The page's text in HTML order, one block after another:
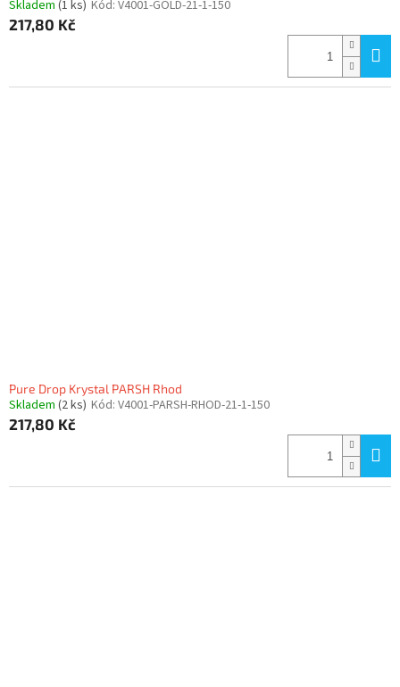
Skladem (1 ks) Kód: V4001-GOLD-21-1-150
217,80 Kč
Pure Drop Krystal PARSH Rhod
Skladem (2 ks) Kód: V4001-PARSH-RHOD-21-1-150
217,80 Kč